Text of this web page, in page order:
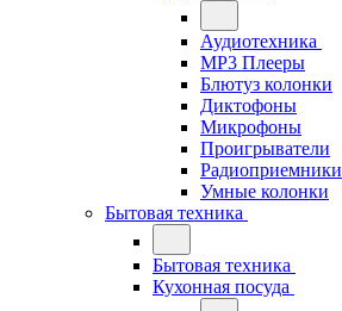
Аудиотехника
MP3 Плееры
Блютуз колонки
Диктофоны
Микрофоны
Проигрыватели
Радиоприемники
Умные колонки
Бытовая техника
Бытовая техника
Кухонная посуда